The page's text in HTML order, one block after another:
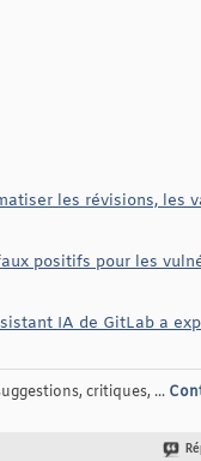
les révisions, les
positifs pour les
IA de GitLab a
critiques, ...